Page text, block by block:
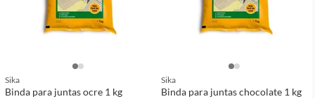
Sika
Binda para juntas ocre 1 kg
Sika
Binda para juntas chocolate 1 kg